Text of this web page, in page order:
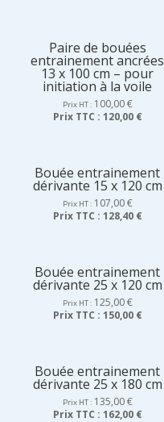
Paire de bouées
entrainement ancrées
13 x 100 cm – pour
initiation à la voile
Prix HT : 100,00€
Prix TTC : 120,00 €
Bouée entrainement
dérivante 15 x 120 cm
Prix HT : 107,00€
Prix TTC : 128,40 €
Bouée entrainement
dérivante 25 x 120 cm
Prix HT : 125,00€
Prix TTC : 150,00 €
Bouée entrainement
dérivante 25 x 180 cm
Prix HT : 135,00€
Prix TTC : 162,00 €